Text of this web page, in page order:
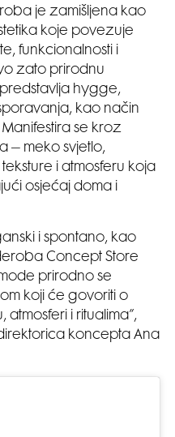
je zamišljena kao
koje povezuje
funkcionalnosti i
zato prirodnu
hygge,
kao način
se kroz
– meko svjetlo,
i atmosferu koja
osjećaj doma i
i spontano, kao
Concept Store
prirodno se
koji će govoriti o
i ritualima”,
koncepta Ana